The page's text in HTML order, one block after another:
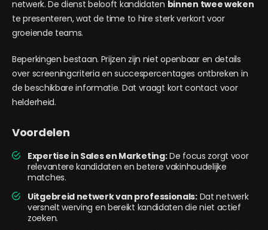
netwerk. De dienst belooft kandidaten binnen twee weken
te presenteren, wat de time to hire sterk verkort voor
groeiende teams.
Beperkingen bestaan. Prijzen zijn niet openbaar en details
over screeningcriteria en succespercentages ontbreken in
de beschikbare informatie. Dat vraagt kort contact voor
helderheid.
Voordelen
Expertise in Sales en Marketing:De focus zorgt voor
relevantere kandidaten en betere vakinhoudelijke
matches.
Uitgebreid netwerk van professionals:Dat netwerk
versnelt werving en bereikt kandidaten die niet actief
zoeken.